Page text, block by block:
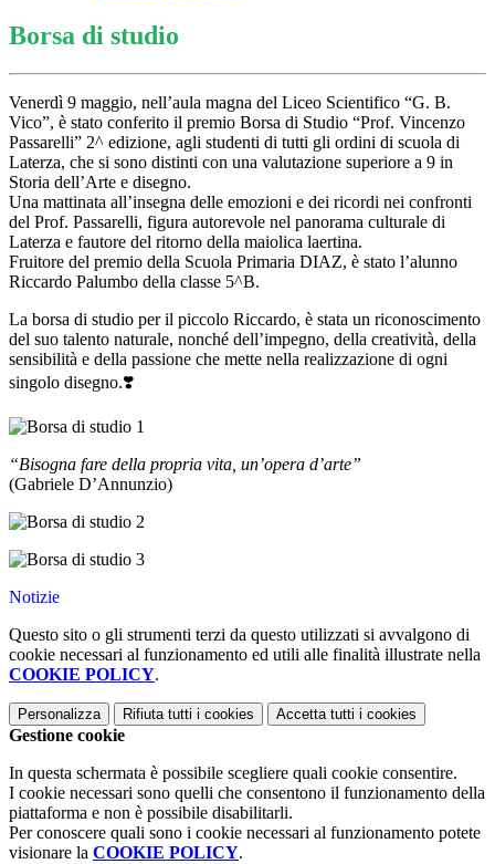
Borsa di studio
Venerdì 9 maggio, nell’aula magna del Liceo Scientifico “G. B.
Vico”, è stato conferito il premio Borsa di Studio “Prof. Vincenzo
Passarelli” 2^ edizione, agli studenti di tutti gli ordini di scuola di
Laterza, che si sono distinti con una valutazione superiore a 9 in
Storia dell’Arte e disegno.
Una mattinata all’insegna delle emozioni e dei ricordi nei confronti
del Prof. Passarelli, figura autorevole nel panorama culturale di
Laterza e fautore del ritorno della maiolica laertina.
Fruitore del premio della Scuola Primaria DIAZ, è stato l’alunno
Riccardo Palumbo della classe 5^B.
La borsa di studio per il piccolo Riccardo, è stata un riconoscimento
del suo talento naturale, nonché dell’impegno, della creatività, della
sensibilità e della passione che mette nella realizzazione di ogni
singolo disegno.❣️
“Bisogna fare della propria vita, un’opera d’arte”
(Gabriele D’Annunzio)
Notizie
Questo sito o gli strumenti terzi da questo utilizzati si avvalgono di
cookie necessari al funzionamento ed utili alle finalità illustrate nella
COOKIE POLICY.
Personalizza Rifiuta tutti i cookies Accetta tutti i cookies
Gestione cookie
In questa schermata è possibile scegliere quali cookie consentire.
I cookie necessari sono quelli che consentono il funzionamento della
piattaforma e non è possibile disabilitarli.
Per conoscere quali sono i cookie necessari al funzionamento potete
visionare la COOKIE POLICY.